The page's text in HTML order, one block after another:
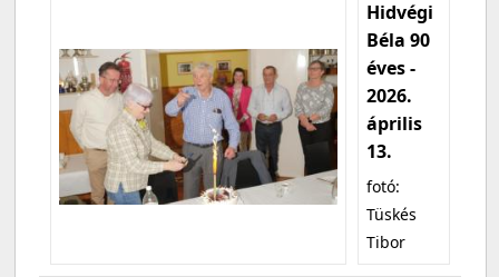
Hidvégi
Béla 90
éves -
2026.
április
13.
fotó:
Tüskés
Tibor